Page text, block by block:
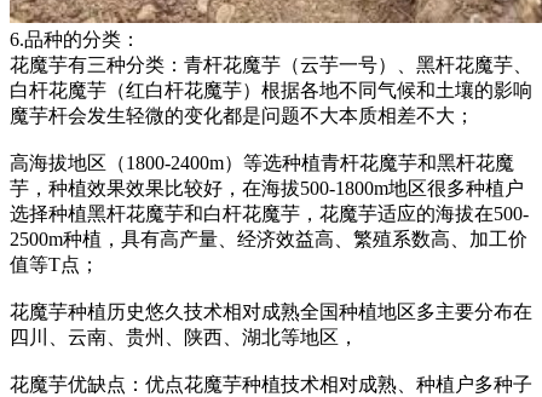
6.品种的分类：
花魔芋有三种分类：青杆花魔芋（云芋一号）、黑杆花魔芋、
白杆花魔芋（红白杆花魔芋）根据各地不同气候和土壤的影响
魔芋杆会发生轻微的变化都是问题不大本质相差不大；
高海拔地区（1800-2400m）等选种植青杆花魔芋和黑杆花魔
芋，种植效果效果比较好，在海拔500-1800m地区很多种植户
选择种植黑杆花魔芋和白杆花魔芋，花魔芋适应的海拔在500-
2500m种植，具有高产量、经济效益高、繁殖系数高、加工价
值等T点；
花魔芋种植历史悠久技术相对成熟全国种植地区多主要分布在
四川、云南、贵州、陕西、湖北等地区，
花魔芋优缺点：优点花魔芋种植技术相对成熟、种植户多种子